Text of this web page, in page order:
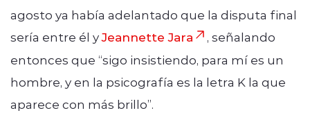
agosto ya había adelantado que la disputa final
sería entre él yJeannette Jara
, señalando
entonces que “sigo insistiendo, para mí es un
hombre, y en la psicografía es la letra K la que
aparece con más brillo”.